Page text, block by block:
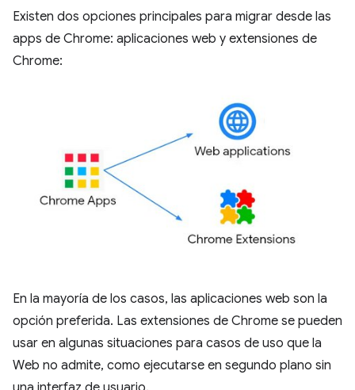
Existen dos opciones principales para migrar desde las
apps de Chrome: aplicaciones web y extensiones de
Chrome:
En la mayoría de los casos, las aplicaciones web son la
opción preferida. Las extensiones de Chrome se pueden
usar en algunas situaciones para casos de uso que la
Web no admite, como ejecutarse en segundo plano sin